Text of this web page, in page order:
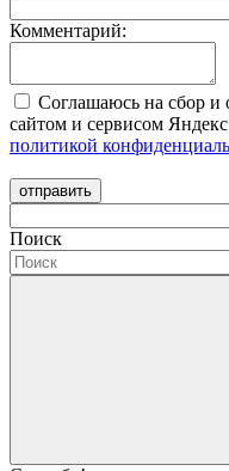
Комментарий:
Соглашаюсь на сбор и
сайтом и сервисом
политикой
отправить
Поиск